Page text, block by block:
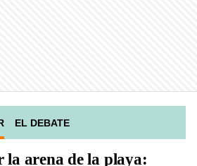
EL DEBATE
la arena de la playa: